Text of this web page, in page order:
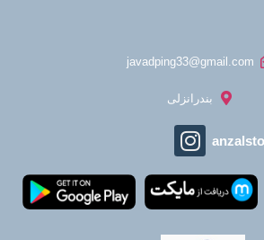
javadping33@gmail.com
بندرانزلی